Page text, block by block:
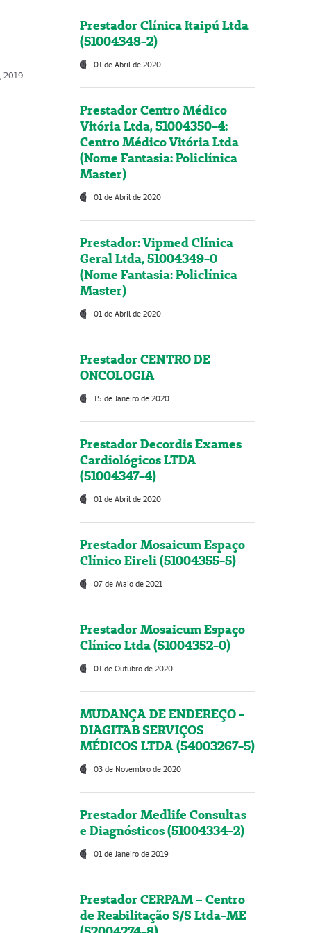
2019
Prestador Clínica Itaipú Ltda
(51004348-2)
01 de Abril de 2020
Prestador Centro Médico
Vitória Ltda, 51004350-4:
Centro Médico Vitória Ltda
(Nome Fantasia: Policlínica
Master)
01 de Abril de 2020
Prestador: Vipmed Clínica
Geral Ltda, 51004349-0
(Nome Fantasia: Policlínica
Master)
01 de Abril de 2020
Prestador CENTRO DE
ONCOLOGIA
15 de Janeiro de 2020
Prestador Decordis Exames
Cardiológicos LTDA
(51004347-4)
01 de Abril de 2020
Prestador Mosaicum Espaço
Clínico Eireli (51004355-5)
07 de Maio de 2021
Prestador Mosaicum Espaço
Clínico Ltda (51004352-0)
01 de Outubro de 2020
MUDANÇA DE ENDEREÇO -
DIAGITAB SERVIÇOS
MÉDICOS LTDA (54003267-5)
03 de Novembro de 2020
Prestador Medlife Consultas
e Diagnósticos (51004334-2)
01 de Janeiro de 2019
Prestador CERPAM – Centro
de Reabilitação S/S Ltda-ME